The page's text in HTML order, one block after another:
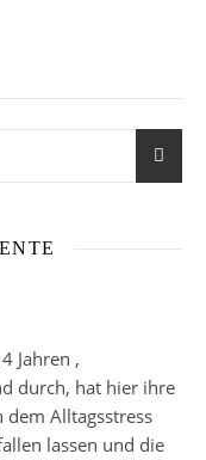
Jahren ,
durch, hat hier ihre
dem Alltagsstress
lassen und die